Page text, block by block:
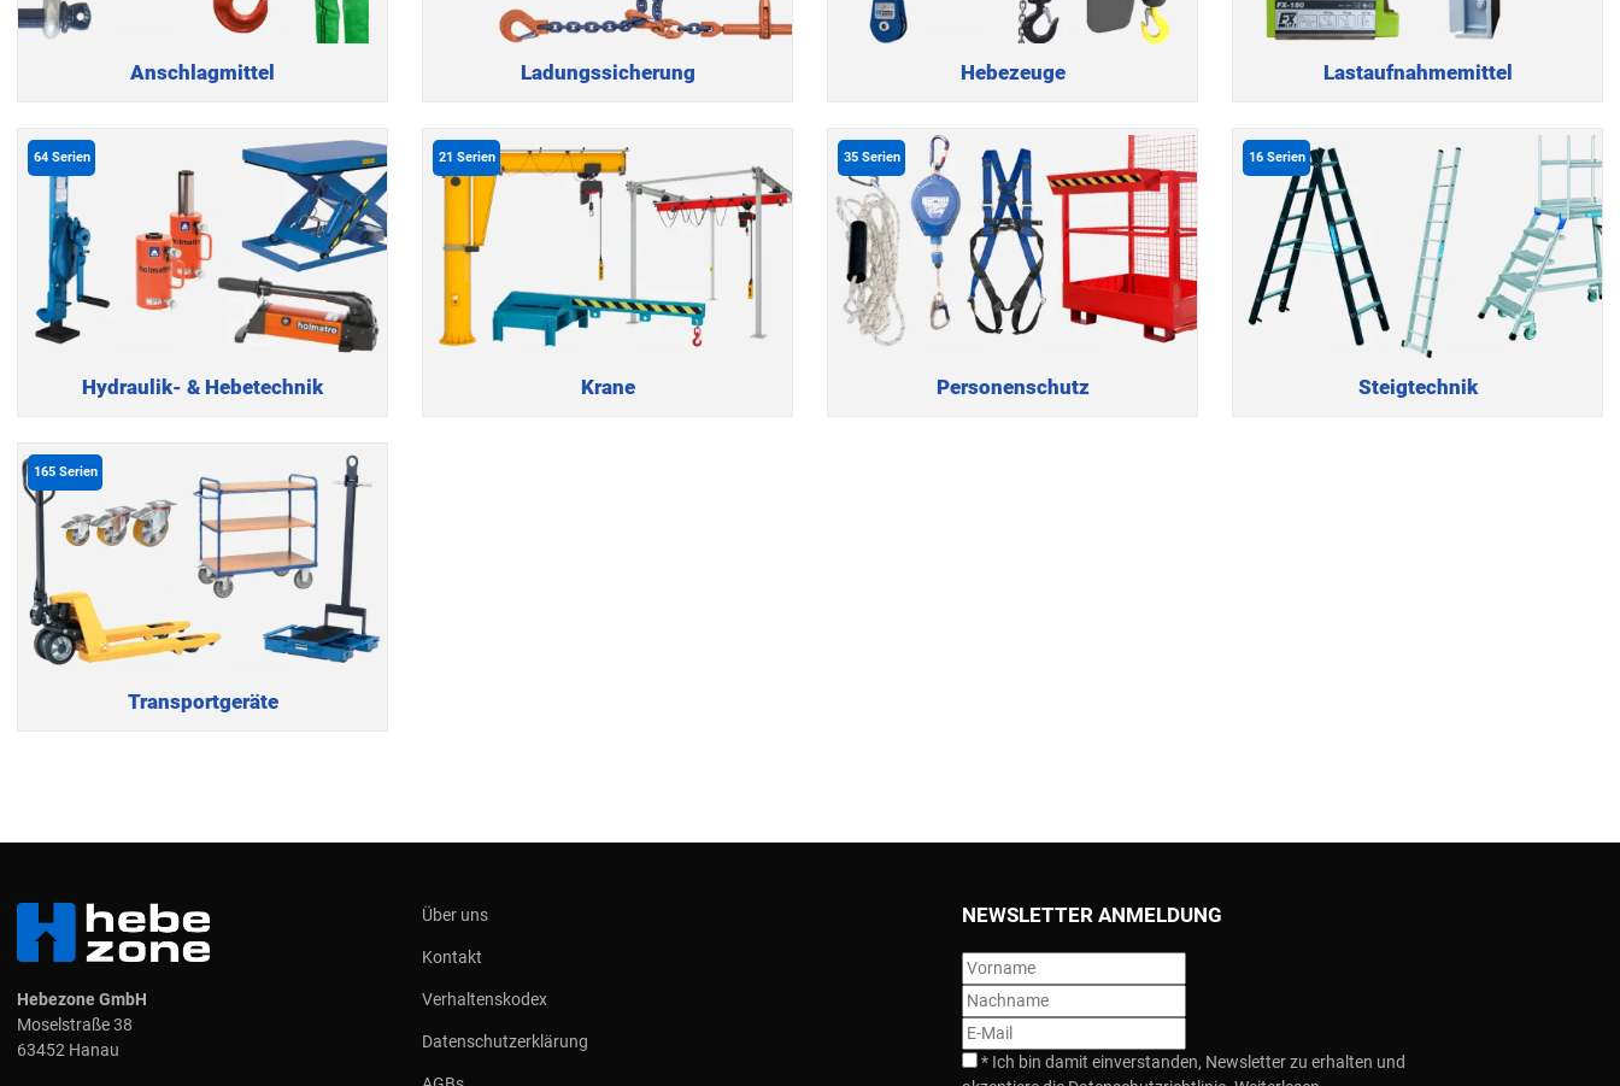
Anschlagmittel Ladungssicherung Hebezeuge Lastaufnahmemittel
64 Serien
Hydraulik- & Hebetechnik
21 Serien
Krane
35 Serien
Personenschutz
16 Serien
Steigtechnik
165 Serien
Transportgeräte
Hebezone GmbH
Moselstraße 38
63452 Hanau
Über uns
Kontakt
Verhaltenskodex
Datenschutzerklärung
NEWSLETTER ANMELDUNG
* Ich bin damit einverstanden, Newsletter zu erhalten und